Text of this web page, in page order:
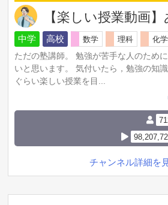
【楽しい授業動画
中学 高校 数学 理科 化学
ただの塾講師。 勉強が苦手な人のため
いと思います。 気付いたら，勉強の知
ぐらい楽しい授業を目...
チャンネル詳細を